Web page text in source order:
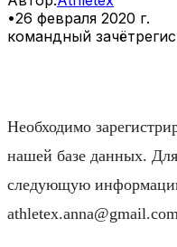
•26 февраля 2020 г.
командный зачёт
Необходимо
нашей базе данных.
следующую